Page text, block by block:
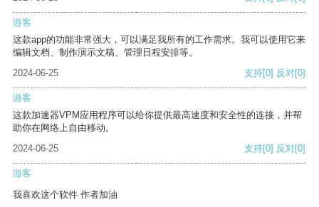
游客
这款app的功能非常强大，可以满足我所有的工作需求。我可以使用它来
编辑文档、制作演示文稿、管理日程安排等。
2024-06-25
支持[0] 反对[0]
游客
这款加速器VPM应用程序可以给你提供最高速度和安全性的连接，并帮
助你在网络上自由移动。
2024-06-25
支持[0] 反对[0]
游客
我喜欢这个软件 作者加油